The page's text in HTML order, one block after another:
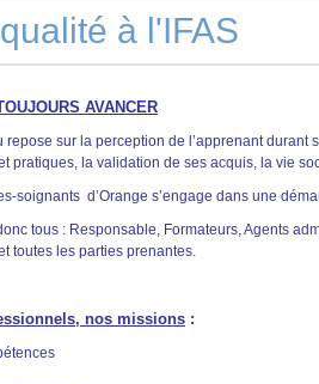
à l'IFAS
AVANCER
repose sur la perception de l’apprenant
pratiques, la validation de ses acquis, la vie
soignants d’Orange s’engage dans une
tous : Responsable, Formateurs, Agents
toutes les parties prenantes.
nos missions :